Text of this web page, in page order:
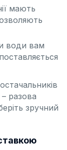
мають
води вам
разова
зручний